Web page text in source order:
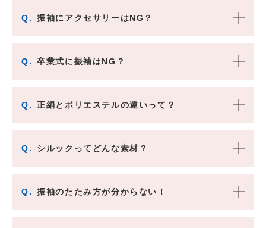
Q. 振袖にアクセサリーはNG？
Q. 卒業式に振袖はNG？
Q. 正絹とポリエステルの違いって？
Q. シルックってどんな素材？
Q. 振袖のたたみ方が分からない！